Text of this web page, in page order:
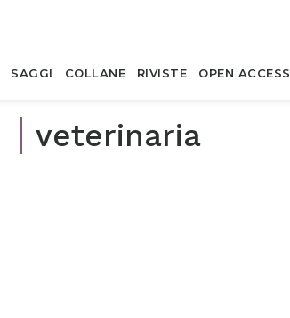
SAGGI COLLANE RIVISTE OPEN ACCESS
veterinaria